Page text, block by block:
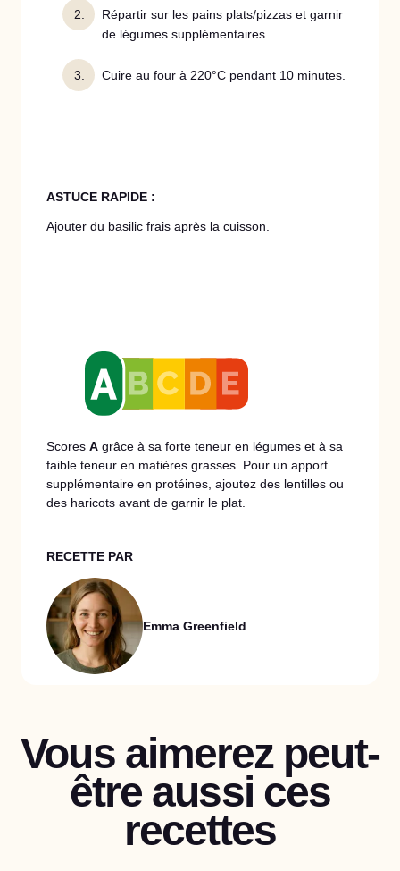
Répartir sur les pains plats/pizzas et garnir
de légumes supplémentaires.
Cuire au four à 220°C pendant 10 minutes.
ASTUCE RAPIDE :
Ajouter du basilic frais après la cuisson.
Scores A grâce à sa forte teneur en légumes et à sa
faible teneur en matières grasses. Pour un apport
supplémentaire en protéines, ajoutez des lentilles ou
des haricots avant de garnir le plat.
RECETTE PAR
Emma Greenfield
Vous aimerez peut-
être aussi ces
recettes